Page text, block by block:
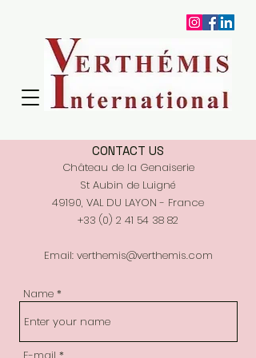
CONTACT US
Château de la Genaiserie
St Aubin de Luigné
49190, VAL DU LAYON - France
+33 (0) 2 41 54 38 82
Email: verthemis@verthemis.com
Name